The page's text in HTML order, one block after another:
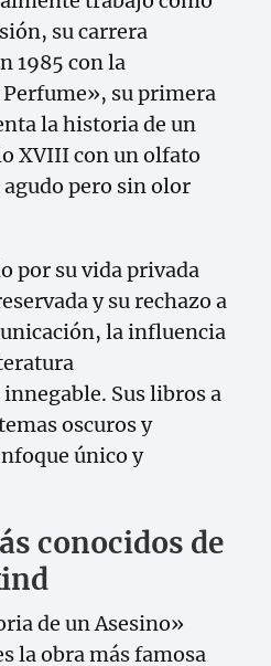
su carrera
1985 con la
su primera
la historia de un
XVIII con un olfato
pero sin olor
por su vida privada
y su rechazo a
la influencia
Sus libros a
oscuros y
único y
conocidos de
de un Asesino»
la obra más famosa